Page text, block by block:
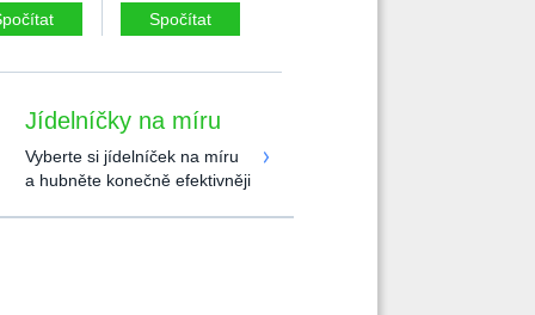
Spočítat
Jídelníčky na míru
Vyberte si jídelníček na míru
a hubněte konečně efektivněji